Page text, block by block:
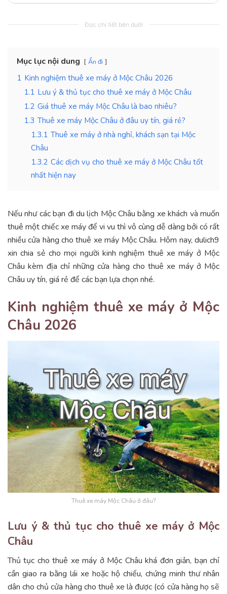
Đọc chi tiết bên dưới
Mục lục nội dung Ẩn đi
1 Kinh nghiệm thuê xe máy ở Mộc Châu 2026
1.1 Lưu ý & thủ tục cho thuê xe máy ở Mộc Châu
1.2 Giá thuê xe máy Mộc Châu là bao nhiêu?
1.3 Thuê xe máy Mộc Châu ở đâu uy tín, giá rẻ?
1.3.1 Thuê xe máy ở nhà nghỉ, khách sạn tại Mộc
Châu
1.3.2 Các dịch vụ cho thuê xe máy ở Mộc Châu tốt
nhất hiện nay
Nếu như các bạn đi du lịch Mộc Châu bằng xe khách và muốn
thuê một chiếc xe máy để vi vu thì vô cùng dễ dàng bởi có rất
nhiều cửa hàng cho thuê xe máy Mộc Châu. Hôm nay, dulich9
xin chia sẻ cho mọi người kinh nghiệm thuê xe máy ở Mộc
Châu kèm địa chỉ những cửa hàng cho thuê xe máy ở Mộc
Châu uy tín, giá rẻ để các bạn lựa chọn nhé.
Kinh nghiệm thuê xe máy ở Mộc
Châu 2026
Thuê xe máy Mộc Châu ở đâu?
Lưu ý & thủ tục cho thuê xe máy ở Mộc
Châu
Thủ tục cho thuê xe máy ở Mộc Châu khá đơn giản, bạn chỉ
cần giao ra bằng lái xe hoặc hộ chiếu, chứng minh thư nhân
dân cho chủ cửa hàng cho thuê xe là được (có cửa hàng họ sẽ